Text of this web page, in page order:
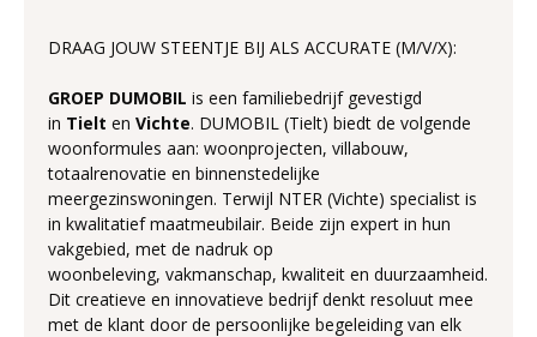
DRAAG JOUW STEENTJE BIJ ALS ACCURATE (M/V/X):
GROEP DUMOBIL is een familiebedrijf gevestigd
in Tielt en Vichte. DUMOBIL (Tielt) biedt de volgende
woonformules aan: woonprojecten, villabouw,
totaalrenovatie en binnenstedelijke
meergezinswoningen. Terwijl NTER (Vichte) specialist is
in kwalitatief maatmeubilair. Beide zijn expert in hun
vakgebied, met de nadruk op
woonbeleving, vakmanschap, kwaliteit en duurzaamheid.
Dit creatieve en innovatieve bedrijf denkt resoluut mee
met de klant door de persoonlijke begeleiding van elk